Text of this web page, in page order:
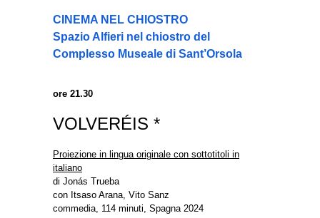
CINEMA NEL CHIOSTRO
Spazio Alfieri nel chiostro del
Complesso Museale di Sant’Orsola
ore 21.30
VOLVERÉIS *
Proiezione in lingua originale con sottotitoli in
italiano
di Jonás Trueba
con Itsaso Arana, Vito Sanz
commedia, 114 minuti, Spagna 2024